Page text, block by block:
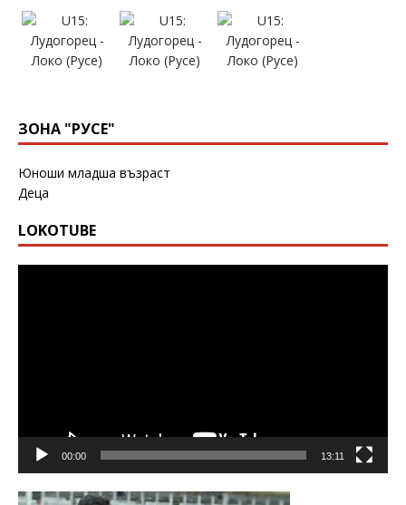
ЗОНА "РУСЕ"
Юноши младша възраст
Деца
LOKOTUBE
00:00 13:11